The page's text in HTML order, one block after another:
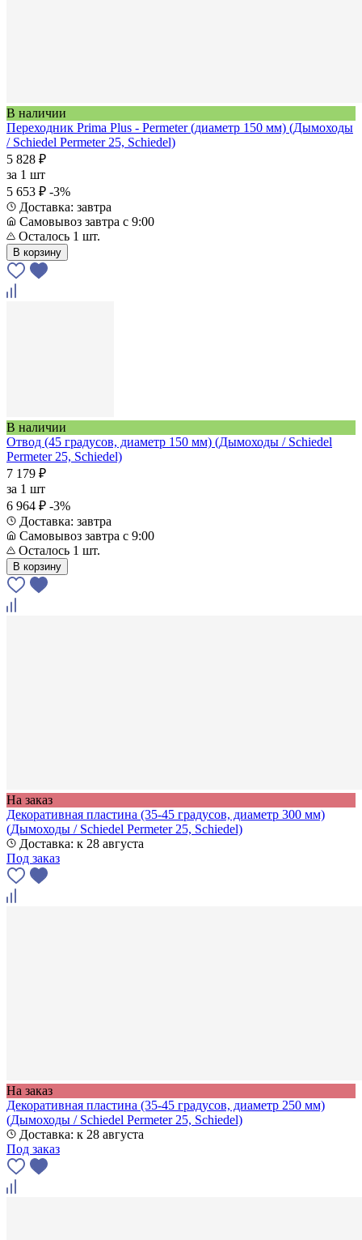
В наличии
Переходник Prima Plus - Permeter (диаметр 150 мм) (Дымоходы
/ Schiedel Permeter 25, Schiedel)
5 828 ₽
за 1 шт
5 653 ₽ -3%
Доставка: завтра
Самовывоз завтра с 9:00
Осталось 1 шт.
В корзину
В наличии
Отвод (45 градусов, диаметр 150 мм) (Дымоходы / Schiedel
Permeter 25, Schiedel)
7 179 ₽
за 1 шт
6 964 ₽ -3%
Доставка: завтра
Самовывоз завтра с 9:00
Осталось 1 шт.
В корзину
На заказ
Декоративная пластина (35-45 градусов, диаметр 300 мм)
(Дымоходы / Schiedel Permeter 25, Schiedel)
Доставка: к 28 августа
Под заказ
На заказ
Декоративная пластина (35-45 градусов, диаметр 250 мм)
(Дымоходы / Schiedel Permeter 25, Schiedel)
Доставка: к 28 августа
Под заказ